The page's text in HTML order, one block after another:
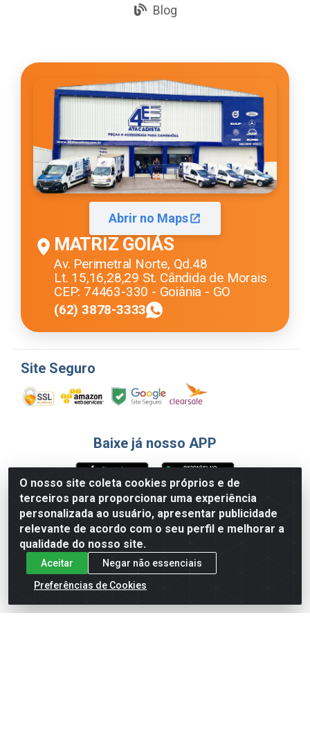
O nosso site coleta cookies próprios e de
terceiros para proporcionar uma experiência
personalizada ao usuário, apresentar publicidade
relevante de acordo com o seu perfil e melhorar a
qualidade do nosso site.
Aceitar
Negar não essenciais
Preferências de Cookies
Blog
Abrir no Maps
MATRIZ GOIÁS
Av. Perimetral Norte, Qd.48
Lt. 15,16,28,29 St. Cândida de Morais
CEP: 74463-330 - Goiânia - GO
(62) 3878-3333
Site Seguro
Baixe já nosso APP
Formas de Pagamento